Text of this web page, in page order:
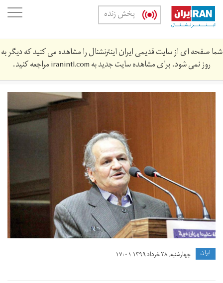
Skip
main
content
پخش زنده
شما صفحه ای از سایت قدیمی ایران اینترنشنال را مشاهده می کنید که دیگر به
روز نمی شود. برای مشاهده سایت جدید بهiranintl.comمراجعه کنید.
myl_hrwy2.jpg
ايران چهارشنبه, ۲۸ خرداد ۱۳۹۹ ۱۷:۰۱